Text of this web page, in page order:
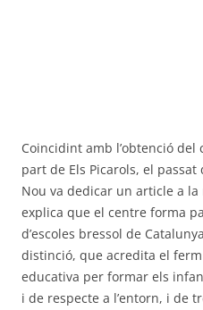
Coincidint amb l’obtenció del
part de Els Picarols, el
Nou va dedicar un article a la
explica que el centre forma
d’escoles bressol de
distinció, que acredita el
educativa per formar els
i de respecte a l’entorn, i de